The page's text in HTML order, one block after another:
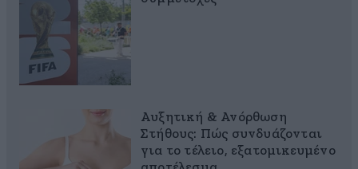
Αυξητική & Ανόρθωση
Στήθους: Πώς συνδυάζονται
για το τέλειο, εξατομικευμένο